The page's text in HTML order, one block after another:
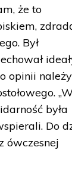
że to
Był
opinii należy
była
Do
ówczesnej